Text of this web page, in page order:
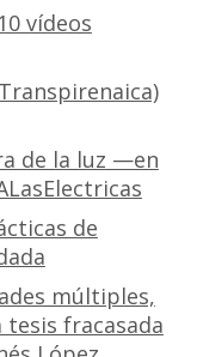
vídeos
de la luz —en
de
múltiples,
tesis fracasada